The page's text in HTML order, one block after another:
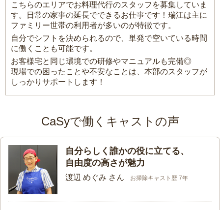
こちらのエリアでお料理代行のスタッフを募集していま
す。日常の家事の延長でできるお仕事です！瑞江は主に
ファミリー世帯の利用者が多いのが特徴です。
自分でシフトを決められるので、単発で空いている時間
に働くことも可能です。
お客様宅と同じ環境での研修やマニュアルも完備◎
現場での困ったことや不安なことは、本部のスタッフが
しっかりサポートします！
CaSyで働くキャストの声
自分らしく誰かの役に立てる、
自由度の高さが魅力
渡辺 めぐみ さん お掃除キャスト歴 7年